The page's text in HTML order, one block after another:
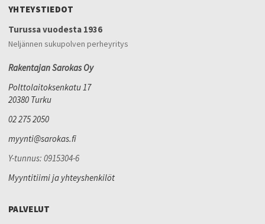
YHTEYSTIEDOT
Turussa vuodesta 1936
Neljännen sukupolven perheyritys
Rakentajan Sarokas Oy
Polttolaitoksenkatu 17
20380 Turku
02 275 2050
myynti@sarokas.fi
Y-tunnus: 0915304-6
Myyntitiimi ja yhteyshenkilöt
PALVELUT